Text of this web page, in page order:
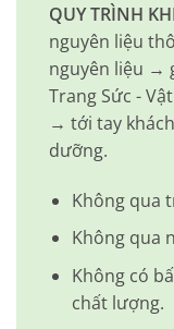
QUY TRÌNH
nguyên liệu
nguyên liệu →
Trang Sức -
→ tới tay
dưỡng.
Không qua
Không qua
Không có
chất lượng.